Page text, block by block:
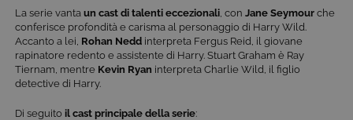
La serie vanta un cast di talenti eccezionali , con Jane Seymour che
conferisce profondità e carisma al personaggio di Harry Wild.
Accanto a lei, Rohan Nedd interpreta Fergus Reid, il giovane
rapinatore redento e assistente di Harry. Stuart Graham è Ray
Tiernam, mentre Kevin Ryan interpreta Charlie Wild, il figlio
detective di Harry.
Di seguito il cast principale della serie: